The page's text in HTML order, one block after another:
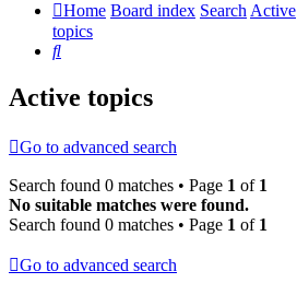
Home Board index SearchActive
topics
Search
Active topics
Go to advanced search
Search found 0 matches • Page 1 of 1
No suitable matches were found.
Search found 0 matches • Page 1 of 1
Go to advanced search